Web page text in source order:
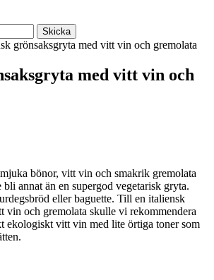
Skicka
grönsaksgryta med vitt vin och gremolata
med vitt vin och
bönor, vitt vin och smakrik gremolata
annat än en supergod vegetarisk gryta.
eller baguette. Till en italiensk
vin och gremolata skulle vi rekommendera
ekologiskt vitt vin med lite örtiga toner som